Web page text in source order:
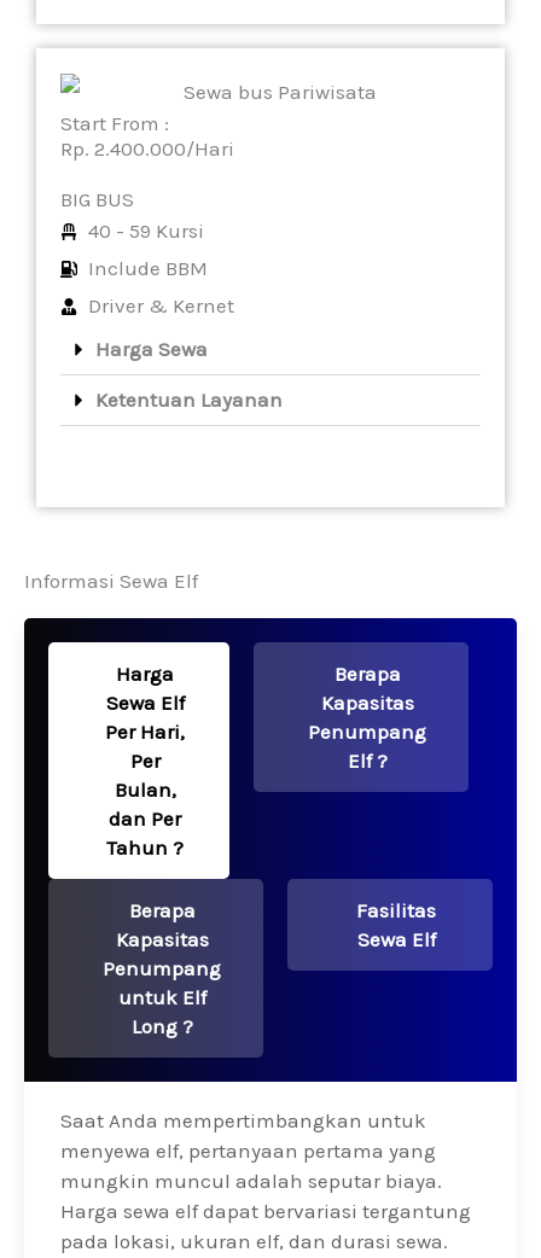
Start From :
Rp. 2.400.000/Hari
BIG BUS
40 - 59 Kursi
Include BBM
Driver & Kernet
Harga Sewa
Ketentuan Layanan
Informasi Sewa Elf
Harga
Sewa Elf
Per Hari,
Per
Bulan,
dan Per
Tahun ?
Berapa
Kapasitas
Penumpang
Elf ?
Berapa
Kapasitas
Penumpang
untuk Elf
Long ?
Fasilitas
Sewa Elf
Saat Anda mempertimbangkan untuk
menyewa elf, pertanyaan pertama yang
mungkin muncul adalah seputar biaya.
Harga sewa elf dapat bervariasi tergantung
pada lokasi, ukuran elf, dan durasi sewa.